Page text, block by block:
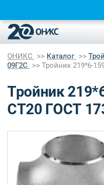
ОНИКС Каталог
09Г2С
Тройник 219*6-
Тройник
СТ20 ГОСТ